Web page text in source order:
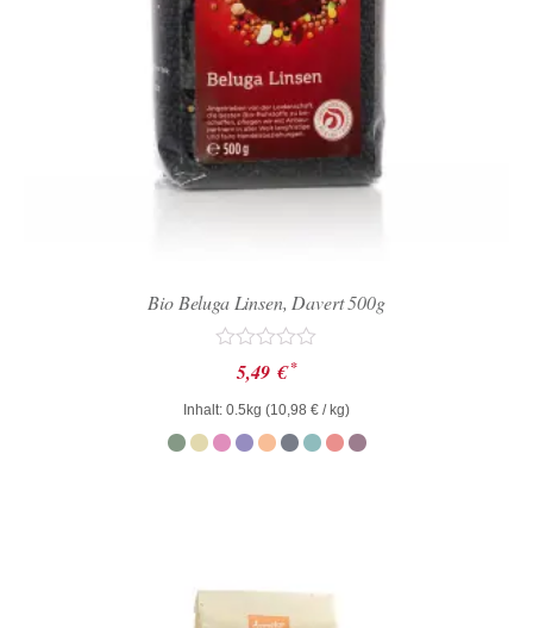
Bio Beluga Linsen, Davert 500g
Bewertet
mit
0
von
5
5,49 € *
Inhalt: 0.5kg (10,98 € / kg)